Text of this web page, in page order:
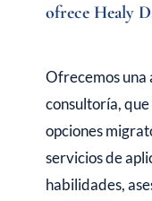
ofrece Healy
Ofrecemos una
consultoría,
opciones
servicios de
habilidades,